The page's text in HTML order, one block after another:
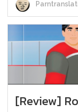
[Review]